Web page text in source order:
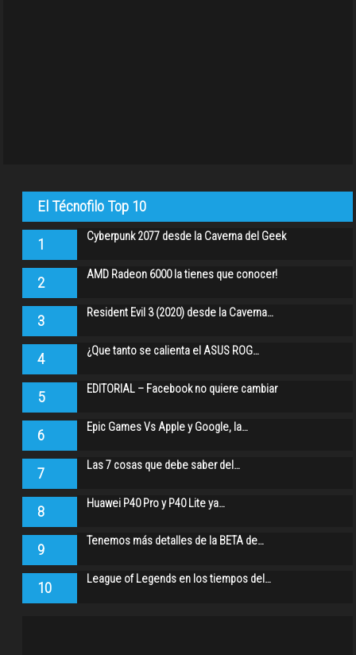
El Técnofilo Top 10
1 Cyberpunk 2077 desde la Caverna del Geek
2 AMD Radeon 6000 la tienes que conocer!
3 Resident Evil 3 (2020) desde la Caverna…
4 ¿Que tanto se calienta el ASUS ROG…
5 EDITORIAL – Facebook no quiere cambiar
6 Epic Games Vs Apple y Google, la…
7 Las 7 cosas que debe saber del…
8 Huawei P40 Pro y P40 Lite ya…
9 Tenemos más detalles de la BETA de…
10 League of Legends en los tiempos del…